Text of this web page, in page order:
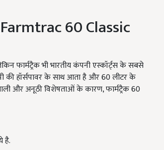
60 Classic
फार्मट्रैक भी भारतीय कंपनी एस्कॉर्ट्स के सबसे
की हॉर्सपावर के साथ आता है और 60 लीटर के
और अनूठी विशेषताओं के कारण, फार्मट्रैक 60
है.